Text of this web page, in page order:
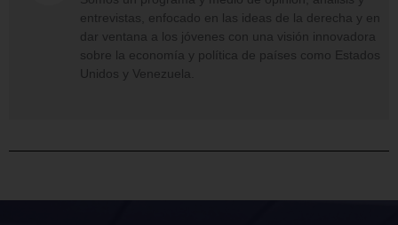
entrevistas, enfocado en las ideas de la derecha y en
dar ventana a los jóvenes con una visión innovadora
sobre la economía y política de países como Estados
Unidos y Venezuela.